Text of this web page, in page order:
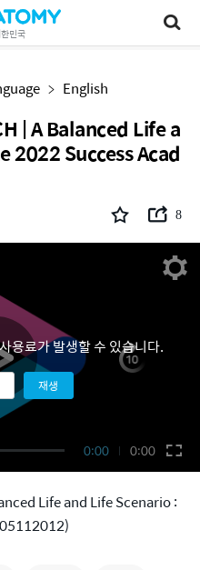
민국
English
| A Balanced Life a
2022 Success Acad
8
0:00 0:00
용료가 발생할 수 있습니다.
재생
Life and Life Scenario :